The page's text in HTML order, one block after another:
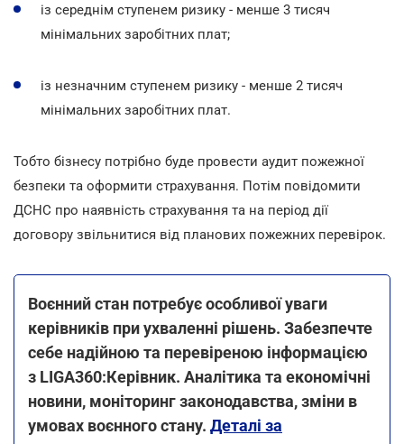
із середнім ступенем ризику - менше 3 тисяч
мінімальних заробітних плат;
із незначним ступенем ризику - менше 2 тисяч
мінімальних заробітних плат.
Тобто бізнесу потрібно буде провести аудит пожежної
безпеки та оформити страхування. Потім повідомити
ДСНС про наявність страхування та на період дії
договору звільнитися від планових пожежних перевірок.
Воєнний стан потребує особливої уваги
керівників при ухваленні рішень. Забезпечте
себе надійною та перевіреною інформацією
з LIGA360:Керівник. Аналітика та економічні
новини, моніторинг законодавства, зміни в
умовах воєнного стану. Деталі за